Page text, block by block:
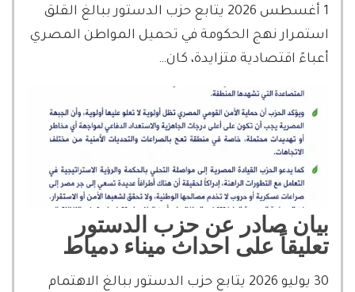
1 أغسطس 2026 يتابع حزب الدستور ببالغ القلق
استمرار نهج الحكومة في تحميل المواطن المصري
أعباءً اقتصادية متزايدة، كان…
بيان صادر عن حزب الدستور
تعليقاً على احداث ميناء دمياط
30 يوليو 2026 يتابع حزب الدستور ببالغ الاهتمام